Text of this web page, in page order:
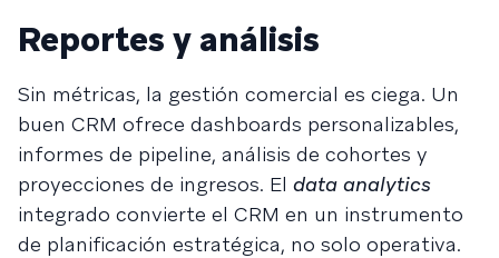
Reportes y análisis
Sin métricas, la gestión comercial es ciega. Un
buen CRM ofrece dashboards personalizables,
informes de pipeline, análisis de cohortes y
proyecciones de ingresos. El data analytics
integrado convierte el CRM en un instrumento
de planificación estratégica, no solo operativa.